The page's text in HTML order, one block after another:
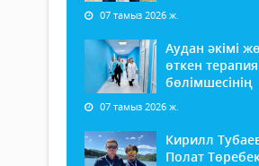
07 тамыз 2026 ж.
Аудан әкімі
өткен терапия
бөлімшесінің
07 тамыз 2026 ж.
Кирилл
Полат